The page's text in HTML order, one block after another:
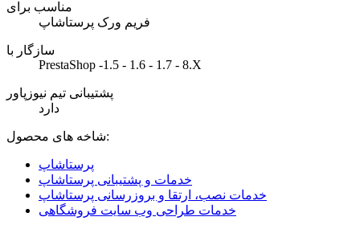
مناسب برای
فریم ورک پرستاشاپ
سازگار با
PrestaShop -1.5 - 1.6 - 1.7 - 8.X
پشتیبانی تیم نیوزپاور
دارد
شاخه های محصول:
پرستاشاپ
خدمات و پشتیبانی پرستاشاپ
خدمات نصب، ارتقا و بروزرسانی پرستاشاپ
خدمات طراحی وب سایت فروشگاهی